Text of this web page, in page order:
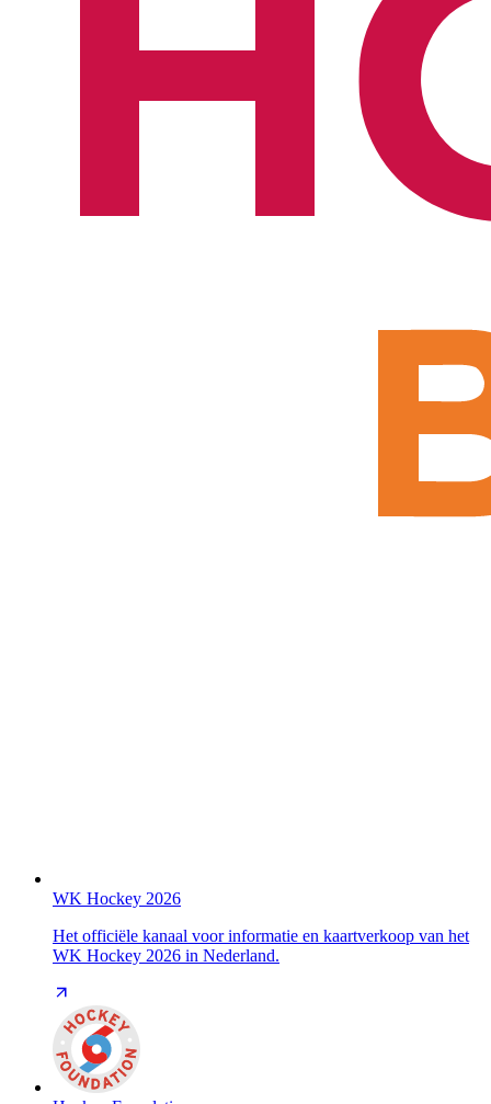
WK Hockey 2026
Het officiële kanaal voor informatie en kaartverkoop van het
WK Hockey 2026 in Nederland.